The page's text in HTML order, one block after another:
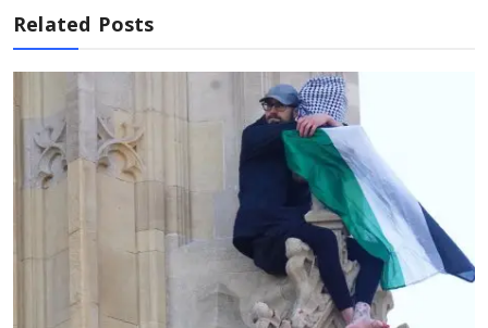
Related Posts